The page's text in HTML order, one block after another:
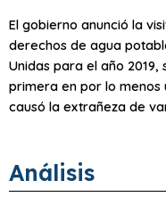
El gobierno anunció la
derechos de agua
Unidas para el año
primera en por lo menos
causó la extrañeza de
Análisis